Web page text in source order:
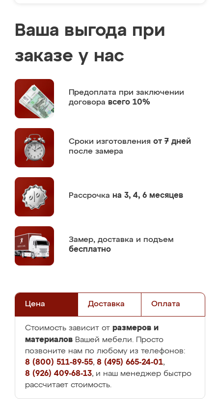
Ваша выгода при
заказе у нас
Предоплата при заключении
договора всего 10%
Сроки изготовления от 7 дней
после замера
Рассрочка на 3, 4, 6 месяцев
Замер, доставка и подъем
бесплатно
Цена Доставка Оплата
Стоимость зависит от размеров и
материалов Вашей мебели. Просто
позвоните нам по любому из телефонов:
8 (800) 511-89-55, 8 (495) 665-24-01,
8 (926) 409-68-13, и наш менеджер быстро
рассчитает стоимость.